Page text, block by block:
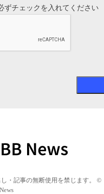
ずチェックを入れてください
・記事の無断使用を禁じます。 ©